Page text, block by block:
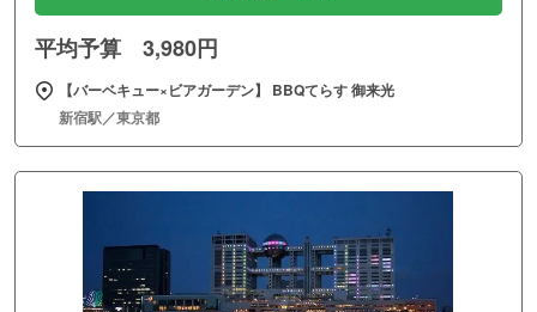
平均予算 3,980円
【バーベキュー×ビアガーデン】 BBQてらす 御来光
新宿駅／東京都